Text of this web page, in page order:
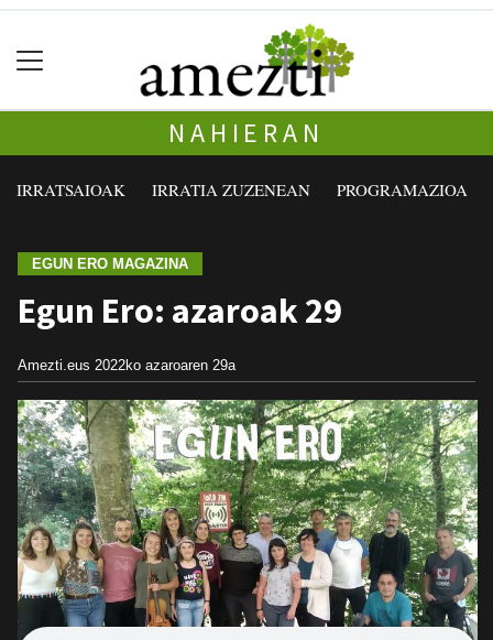
NAHIERAN
IRRATSAIOAK IRRATIA ZUZENEAN PROGRAMAZIOA
EGUN ERO MAGAZINA
Egun Ero: azaroak 29
Amezti.eus 2022ko azaroaren 29a